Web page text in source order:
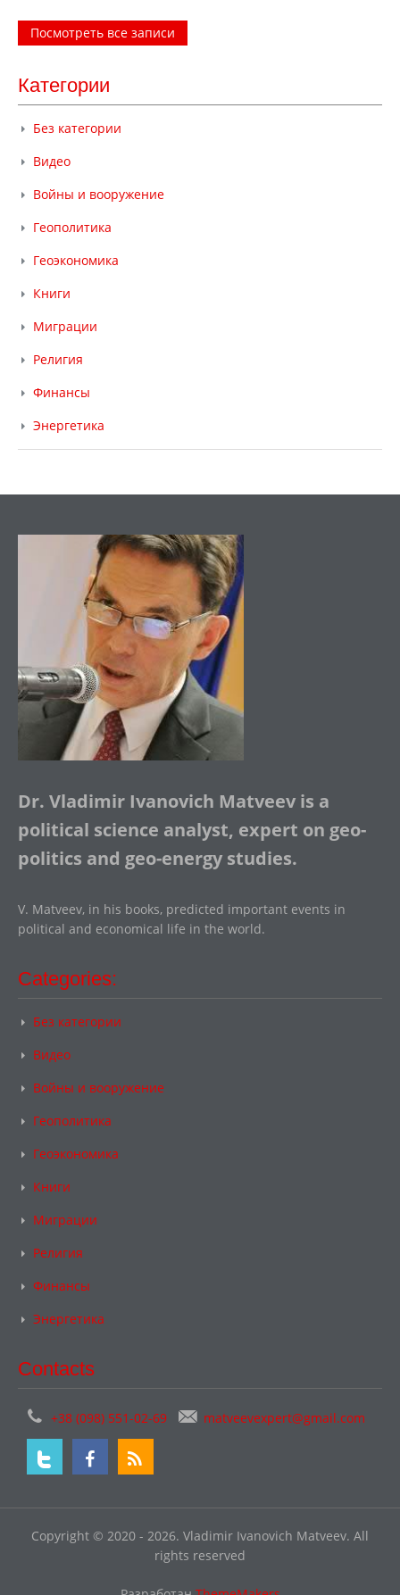
Посмотреть все записи
Категории
Без категории
Видео
Войны и вооружение
Геополитика
Геоэкономика
Книги
Миграции
Религия
Финансы
Энергетика
Dr. Vladimir Ivanovich Matveev is a
political science analyst, expert on geo-
politics and geo-energy studies.
V. Matveev, in his books, predicted important events in
political and economical life in the world.
Categories:
Без категории
Видео
Войны и вооружение
Геополитика
Геоэкономика
Книги
Миграции
Религия
Финансы
Энергетика
Contacts
+38 (098) 551-02-69 matveevexpert@gmail.com
Copyright © 2020 - 2026. Vladimir Ivanovich Matveev. All
rights reserved